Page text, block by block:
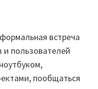
встреча
и пользователей
пообщаться